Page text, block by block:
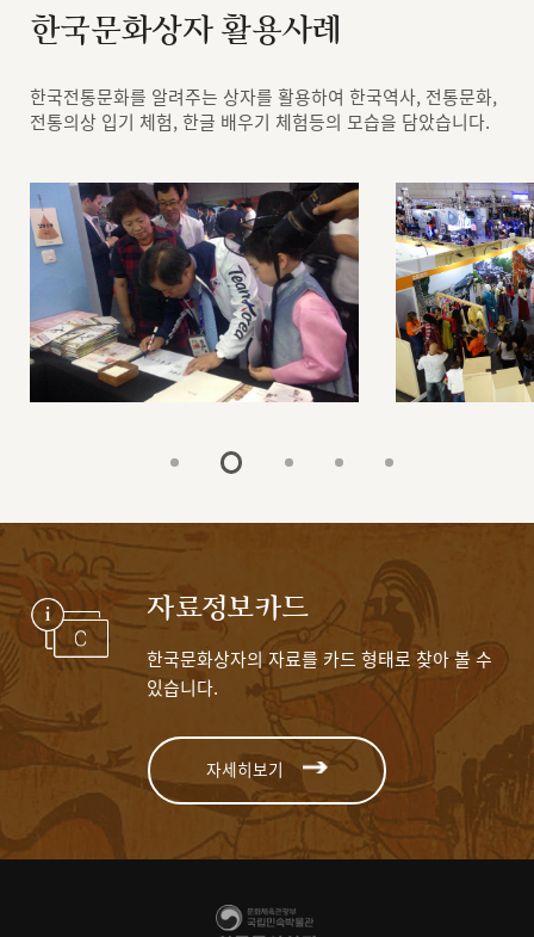
한국문화상자 활용사례
한국전통문화를 알려주는 상자를 활용하여 한국역사, 전통문화,
전통의상 입기 체험, 한글 배우기 체험등의 모습을 담았습니다.
자료정보카드
한국문화상자의 자료를 카드 형태로 찾아 볼 수
있습니다.
자세히보기